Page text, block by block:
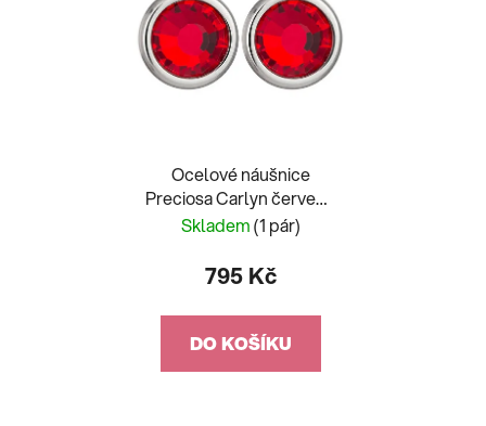
Ocelové náušnice
Preciosa Carlyn červené
7235 57
Skladem(1 pár)
795 Kč
DO KOŠÍKU